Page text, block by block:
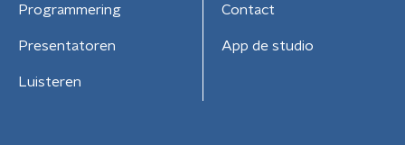
Programmering
Presentatoren
Luisteren
Contact
App de studio